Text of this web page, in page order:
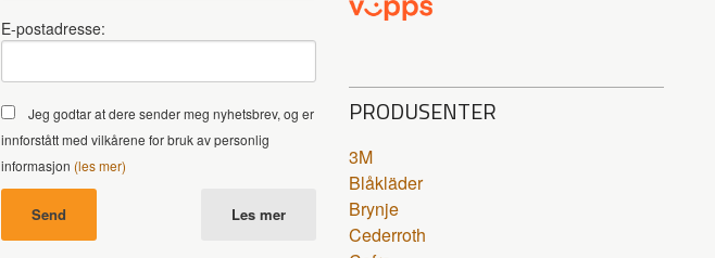
E-postadresse:
Jeg godtar at dere sender meg nyhetsbrev, og er
innforstått med vilkårene for bruk av personlig
informasjon (les mer)
Les mer
PRODUSENTER
3M
Blåkläder
Brynje
Cederroth